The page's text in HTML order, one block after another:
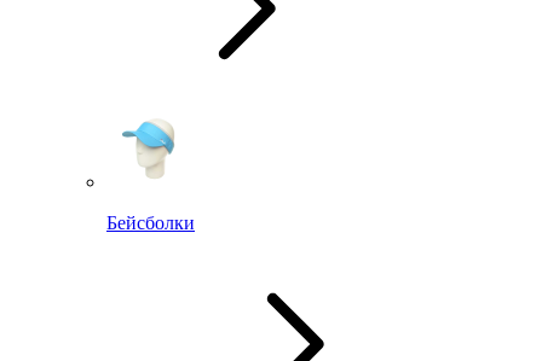
Бейсболки